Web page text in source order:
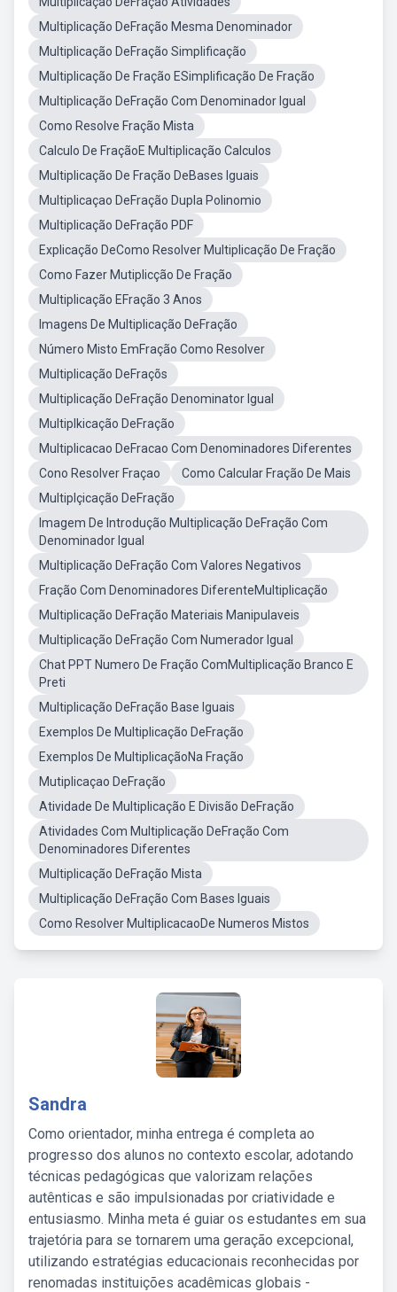
Multiplicação DeFração Mesma Denominador
Multiplicação DeFração Simplificação
Multiplicação De Fração ESimplificação De Fração
Multiplicação DeFração Com Denominador Igual
Como Resolve Fração Mista
Calculo De FraçãoE Multiplicação Calculos
Multiplicação De Fração DeBases Iguais
Multiplicaçao DeFração Dupla Polinomio
Multiplicação DeFração PDF
Explicação DeComo Resolver Multiplicação De Fração
Como Fazer Mutiplicção De Fração
Multiplicação EFração 3 Anos
Imagens De Multiplicação DeFração
Número Misto EmFração Como Resolver
Multiplicação DeFraçõs
Multiplicação DeFração Denominator Igual
Multiplkicação DeFração
Multiplicacao DeFracao Com Denominadores Diferentes
Cono Resolver Fraçao
Como Calcular Fração De Mais
Multiplçicação DeFração
Imagem De Introdução Multiplicação DeFração Com
Denominador Igual
Multiplicação DeFração Com Valores Negativos
Fração Com Denominadores DiferenteMultiplicação
Multiplicação DeFração Materiais Manipulaveis
Multiplicação DeFração Com Numerador Igual
Chat PPT Numero De Fração ComMultiplicação Branco E
Preti
Multiplicação DeFração Base Iguais
Exemplos De Multiplicação DeFração
Exemplos De MultiplicaçãoNa Fração
Mutiplicaçao DeFração
Atividade De Multiplicação E Divisão DeFração
Atividades Com Multiplicação DeFração Com
Denominadores Diferentes
Multiplicação DeFração Mista
Multiplicação DeFração Com Bases Iguais
Como Resolver MultiplicacaoDe Numeros Mistos
Sandra
Como orientador, minha entrega é completa ao
progresso dos alunos no contexto escolar, adotando
técnicas pedagógicas que valorizam relações
autênticas e são impulsionadas por criatividade e
entusiasmo. Minha meta é guiar os estudantes em sua
trajetória para se tornarem uma geração excepcional,
utilizando estratégias educacionais reconhecidas por
renomadas instituições acadêmicas globais -